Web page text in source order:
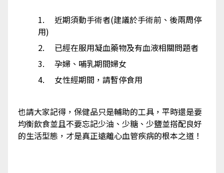
1. 近期須動手術者(建議於手術前、後兩周停
用)
2. 已經在服用凝血藥物及有血液相關問題者
3. 孕婦、哺乳期間婦女
4. 女性經期間，請暫停食用
也請大家記得，保健品只是輔助的工具，平時還是要
均衡飲食並且不要忘記少油、少糖、少鹽並搭配良好
的生活型態，才是真正遠離心血管疾病的根本之道！